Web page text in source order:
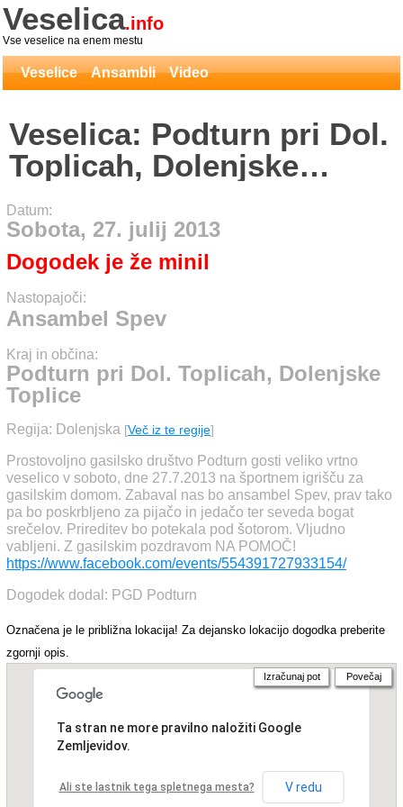
Veselica.info
Vse veselice na enem mestu
Veselice Ansambli Video
Veselica: Podturn pri Dol.
Toplicah, Dolenjske
Toplice - Ansambel Spev
Datum:
Sobota, 27. julij 2013
Dogodek je že minil
Nastopajoči:
Ansambel Spev
Kraj in občina:
Podturn pri Dol. Toplicah, Dolenjske
Toplice
Regija: Dolenjska [Več iz te regije]
Prostovoljno gasilsko društvo Podturn gosti veliko vrtno
veselico v soboto, dne 27.7.2013 na športnem igrišču za
gasilskim domom. Zabaval nas bo ansambel Spev, prav tako
pa bo poskrbljeno za pijačo in jedačo ter seveda bogat
srečelov. Prireditev bo potekala pod šotorom. Vljudno
vabljeni. Z gasilskim pozdravom NA POMOČ!
https://www.facebook.com/events/554391727933154/
Dogodek dodal: PGD Podturn
Označena je le približna lokacija! Za dejansko lokacijo dogodka preberite
zgornji opis.
Ta stran ne more pravilno naložiti Google
Zemljevidov.
Ali ste lastnik tega spletnega mesta? V redu
Izračunaj pot Povečaj